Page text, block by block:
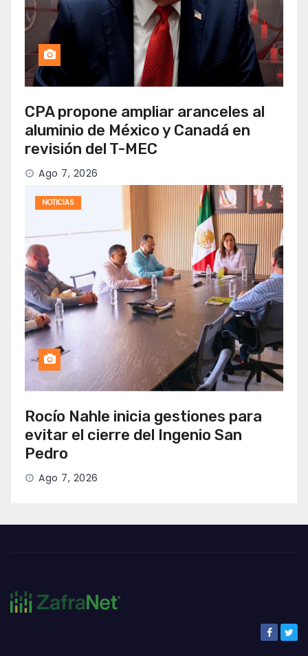
CPA propone ampliar aranceles al
aluminio de México y Canadá en
revisión del T-MEC
Ago 7, 2026
NOTICIAS
Rocío Nahle inicia gestiones para
evitar el cierre del Ingenio San
Pedro
Ago 7, 2026